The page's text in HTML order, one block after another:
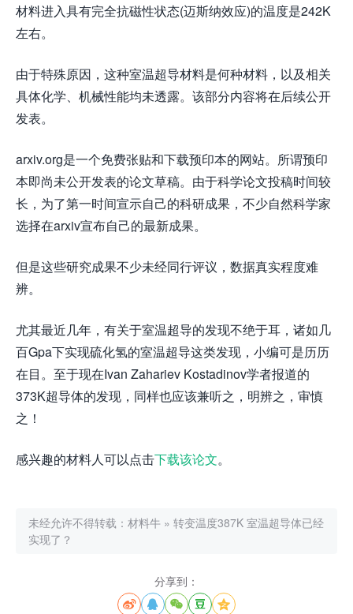
材料进入具有完全抗磁性状态(迈斯纳效应)的温度是242K
左右。
由于特殊原因，这种室温超导材料是何种材料，以及相关
具体化学、机械性能均未透露。该部分内容将在后续公开
发表。
arxiv.org是一个免费张贴和下载预印本的网站。所谓预印
本即尚未公开发表的论文草稿。由于科学论文投稿时间较
长，为了第一时间宣示自己的科研成果，不少自然科学家
选择在arxiv宣布自己的最新成果。
但是这些研究成果不少未经同行评议，数据真实程度难
辨。
尤其最近几年，有关于室温超导的发现不绝于耳，诸如几
百Gpa下实现硫化氢的室温超导这类发现，小编可是历历
在目。至于现在Ivan Zahariev Kostadinov学者报道的
373K超导体的发现，同样也应该兼听之，明辨之，审慎
之！
感兴趣的材料人可以点击下载该论文。
未经允许不得转载： 材料牛 » 转变温度387K 室温超导体已经
实现了？
分享到：
    